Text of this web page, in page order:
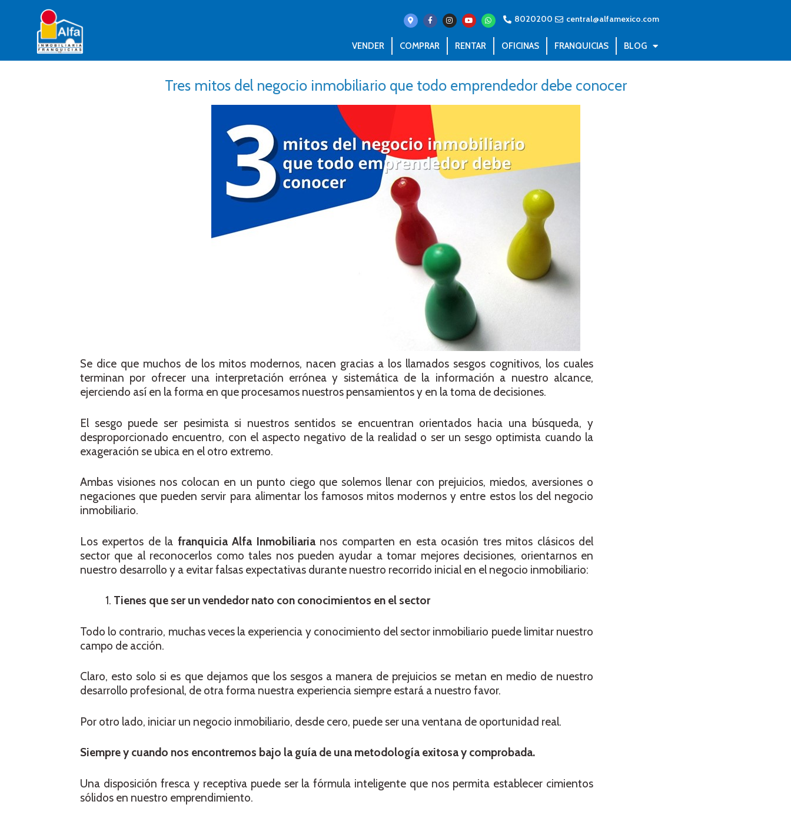
8020200 central@alfamexico.com
VENDER COMPRAR RENTAR OFICINAS FRANQUICIAS BLOG
Tres mitos del negocio inmobiliario que todo emprendedor debe conocer
Se dice que muchos de los mitos modernos, nacen gracias a los llamados sesgos cognitivos, los cuales
terminan por ofrecer una interpretación errónea y sistemática de la información a nuestro alcance,
ejerciendo así en la forma en que procesamos nuestros pensamientos y en la toma de decisiones.
El sesgo puede ser pesimista si nuestros sentidos se encuentran orientados hacia una búsqueda, y
desproporcionado encuentro, con el aspecto negativo de la realidad o ser un sesgo optimista cuando la
exageración se ubica en el otro extremo.
Ambas visiones nos colocan en un punto ciego que solemos llenar con prejuicios, miedos, aversiones o
negaciones que pueden servir para alimentar los famosos mitos modernos y entre estos los del negocio
inmobiliario.
Los expertos de la franquicia Alfa Inmobiliaria nos comparten en esta ocasión tres mitos clásicos del
sector que al reconocerlos como tales nos pueden ayudar a tomar mejores decisiones, orientarnos en
nuestro desarrollo y a evitar falsas expectativas durante nuestro recorrido inicial en el negocio inmobiliario:
Tienes que ser un vendedor nato con conocimientos en el sector
Todo lo contrario, muchas veces la experiencia y conocimiento del sector inmobiliario puede limitar nuestro
campo de acción.
Claro, esto solo si es que dejamos que los sesgos a manera de prejuicios se metan en medio de nuestro
desarrollo profesional, de otra forma nuestra experiencia siempre estará a nuestro favor.
Por otro lado, iniciar un negocio inmobiliario, desde cero, puede ser una ventana de oportunidad real.
Siempre y cuando nos encontremos bajo la guía de una metodología exitosa y comprobada.
Una disposición fresca y receptiva puede ser la fórmula inteligente que nos permita establecer cimientos
sólidos en nuestro emprendimiento.